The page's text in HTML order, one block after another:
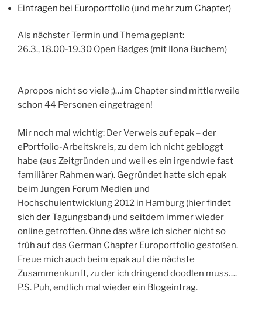
Eintragen bei Europortfolio (und mehr zum Chapter)
Als nächster Termin und Thema geplant:
26.3., 18.00-19.30 Open Badges (mit Ilona Buchem)
Apropos nicht so viele ;)…im Chapter sind mittlerweile
schon 44 Personen eingetragen!
Mir noch mal wichtig: Der Verweis aufepak – der
ePortfolio-Arbeitskreis, zu dem ich nicht gebloggt
habe (aus Zeitgründen und weil es ein irgendwie fast
familiärer Rahmen war). Gegründet hatte sich epak
beim Jungen Forum Medien und
Hochschulentwicklung 2012 in Hamburg (hier findet
sich der Tagungsband) und seitdem immer wieder
online getroffen. Ohne das wäre ich sicher nicht so
früh auf das German Chapter Europortfolio gestoßen.
Freue mich auch beim epak auf die nächste
Zusammenkunft, zu der ich dringend doodlen muss….
P.S. Puh, endlich mal wieder ein Blogeintrag.